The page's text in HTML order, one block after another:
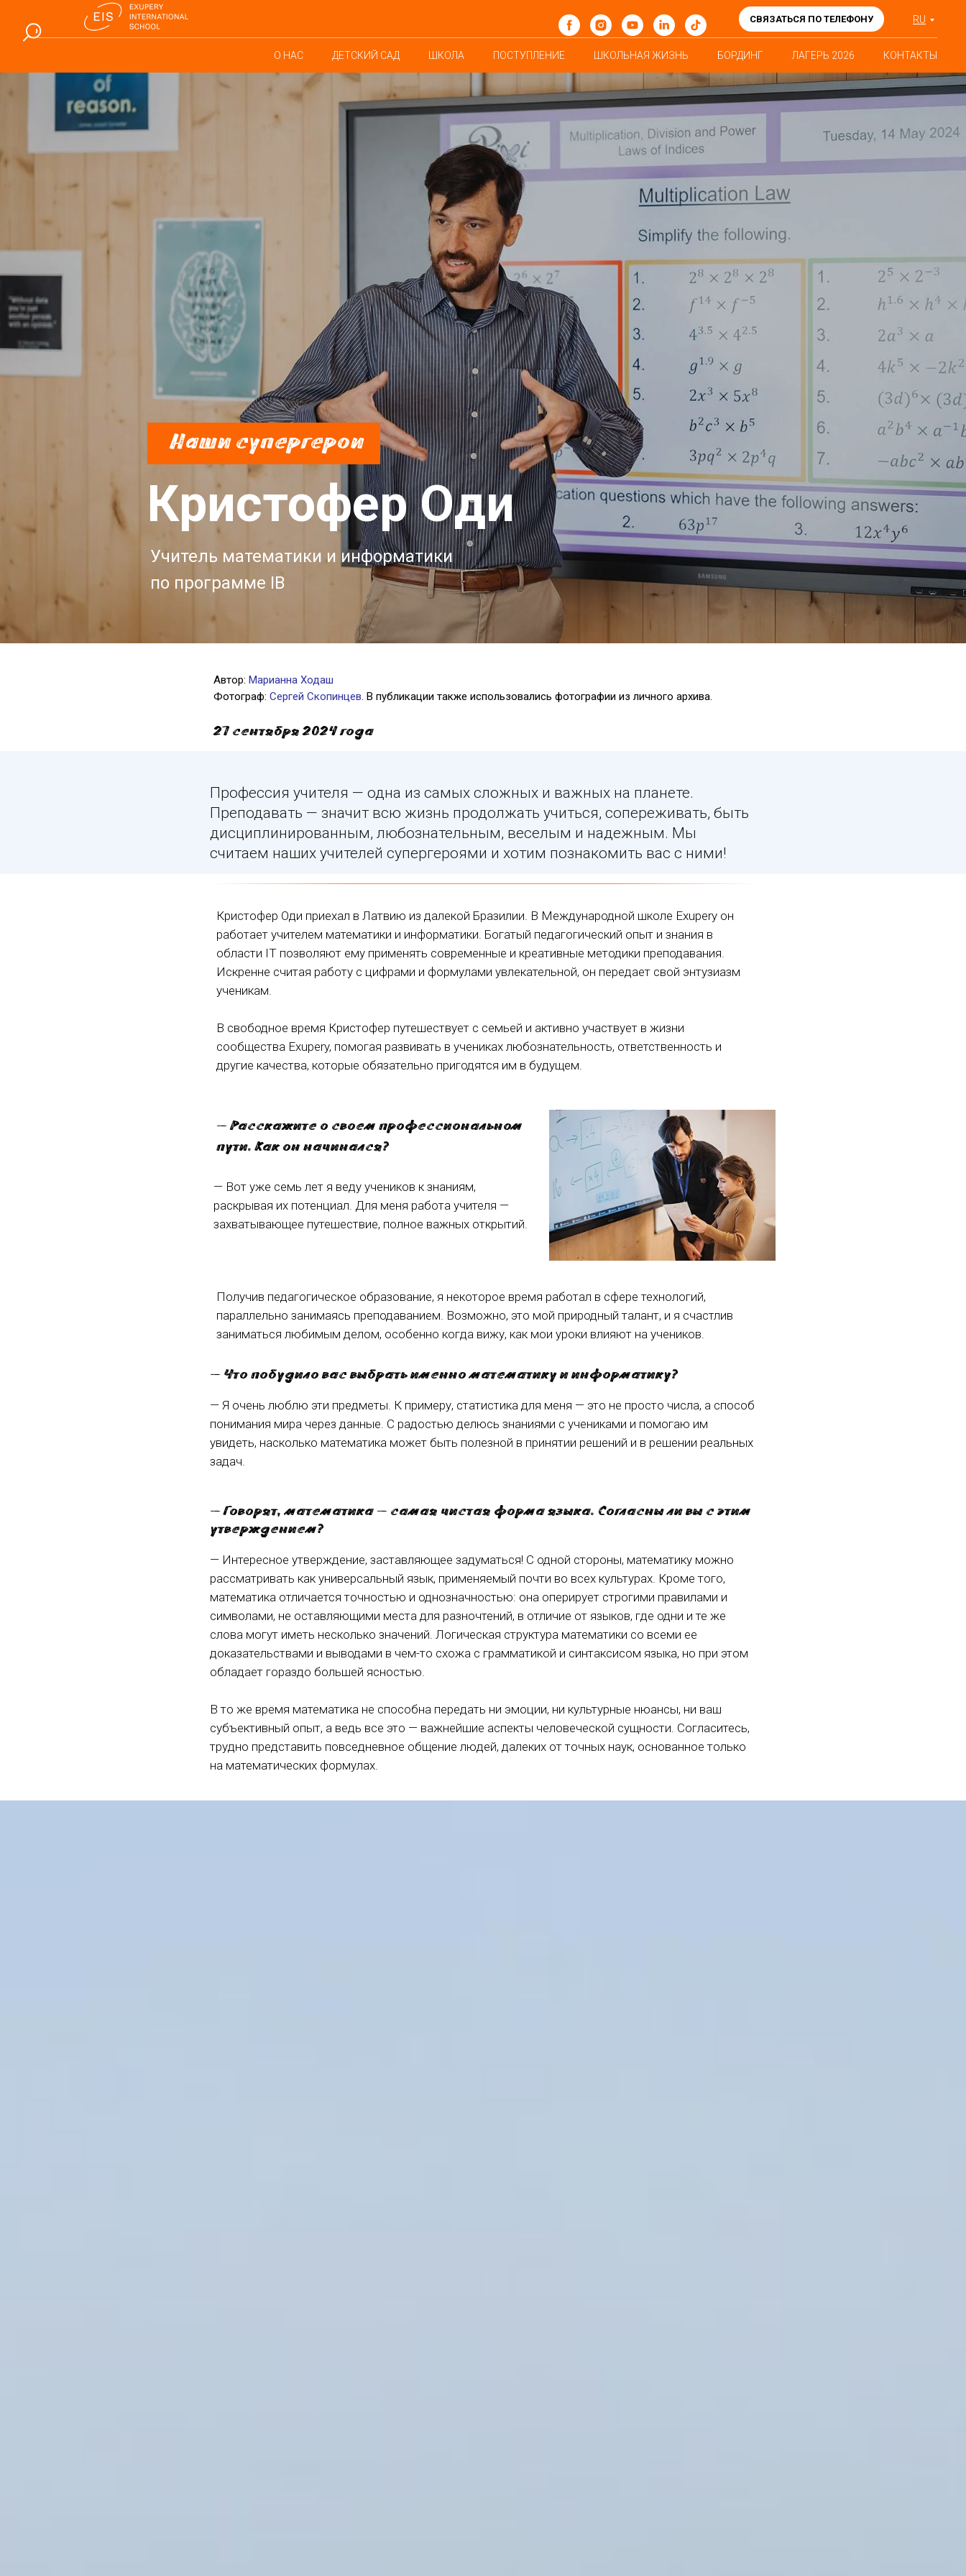
СВЯЗАТЬСЯ ПО ТЕЛЕФОНУ RU
О НАС ДЕТСКИЙ САД ШКОЛА ПОСТУПЛЕНИЕ ШКОЛЬНАЯ ЖИЗНЬ БОРДИНГ ЛАГЕРЬ 2026 КОНТАКТЫ
Кристофер Оди
Учитель математики и информатики
по программе IB
Наши супергерои
Автор: Марианна Ходаш
Фотограф: Сергей Скопинцев. В публикации также использовались фотографии из личного архива.
27 сентября 2024 года
Профессия учителя — одна из самых сложных и важных на планете.
Преподавать — значит всю жизнь продолжать учиться, сопереживать, быть
дисциплинированным, любознательным, веселым и надежным. Мы
считаем наших учителей супергероями и хотим познакомить вас с ними!
Кристофер Оди приехал в Латвию из далекой Бразилии. В Международной школе Exupery он
работает учителем математики и информатики. Богатый педагогический опыт и знания в
области IT позволяют ему применять современные и креативные методики преподавания.
Искренне считая работу с цифрами и формулами увлекательной, он передает свой энтузиазм
ученикам.
В свободное время Кристофер путешествует с семьей и активно участвует в жизни
сообщества Exupery, помогая развивать в учениках любознательность, ответственность и
другие качества, которые обязательно пригодятся им в будущем.
— Расскажите о своем профессиональном
пути. Как он начинался?
— Вот уже семь лет я веду учеников к знаниям,
раскрывая их потенциал. Для меня работа учителя —
захватывающее путешествие, полное важных открытий.
Получив педагогическое образование, я некоторое время работал в сфере технологий,
параллельно занимаясь преподаванием. Возможно, это мой природный талант, и я счастлив
заниматься любимым делом, особенно когда вижу, как мои уроки влияют на учеников.
— Что побудило вас выбрать именно математику и информатику?
— Я очень люблю эти предметы. К примеру, статистика для меня — это не просто числа, а способ
понимания мира через данные. С радостью делюсь знаниями с учениками и помогаю им
увидеть, насколько математика может быть полезной в принятии решений и в решении реальных
задач.
— Говорят, математика — самая чистая форма языка. Согласны ли вы с этим
утверждением?
— Интересное утверждение, заставляющее задуматься! С одной стороны, математику можно
рассматривать как универсальный язык, применяемый почти во всех культурах. Кроме того,
математика отличается точностью и однозначностью: она оперирует строгими правилами и
символами, не оставляющими места для разночтений, в отличие от языков, где одни и те же
слова могут иметь несколько значений. Логическая структура математики со всеми ее
доказательствами и выводами в чем-то схожа с грамматикой и синтаксисом языка, но при этом
обладает гораздо большей ясностью.
В то же время математика не способна передать ни эмоции, ни культурные нюансы, ни ваш
субъективный опыт, а ведь все это — важнейшие аспекты человеческой сущности. Согласитесь,
трудно представить повседневное общение людей, далеких от точных наук, основанное только
на математических формулах.